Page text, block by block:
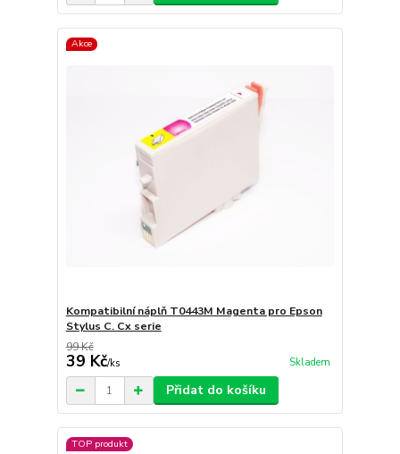
Akce
Kompatibilní náplň T0443M Magenta pro Epson
Stylus C. Cx serie
99 Kč
39 Kč/ks Skladem
Přidat do košíku
TOP produkt